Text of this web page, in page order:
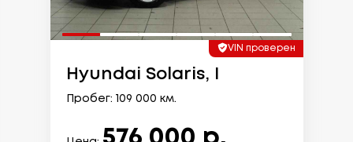
VIN проверен
Hyundai Solaris, I
Пробег: 109 000 км.